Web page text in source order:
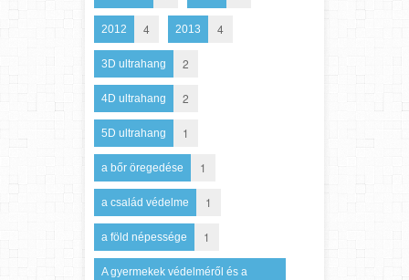
2012 4 2013 4
3D ultrahang 2
4D ultrahang 2
5D ultrahang 1
a bőr öregedése 1
a család védelme 1
a föld népessége 1
A gyermekek védelméről és a